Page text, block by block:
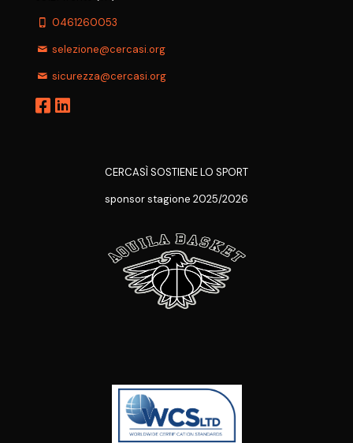
0461260053
selezione@cercasi.org
sicurezza@cercasi.org
CERCASÌ SOSTIENE LO SPORT
sponsor stagione 2025/2026